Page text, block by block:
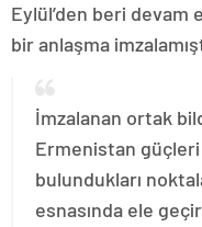
Eylül’den beri devam
bir anlaşma
İmzalanan ortak
Ermenistan güçleri
bulundukları
esnasında ele